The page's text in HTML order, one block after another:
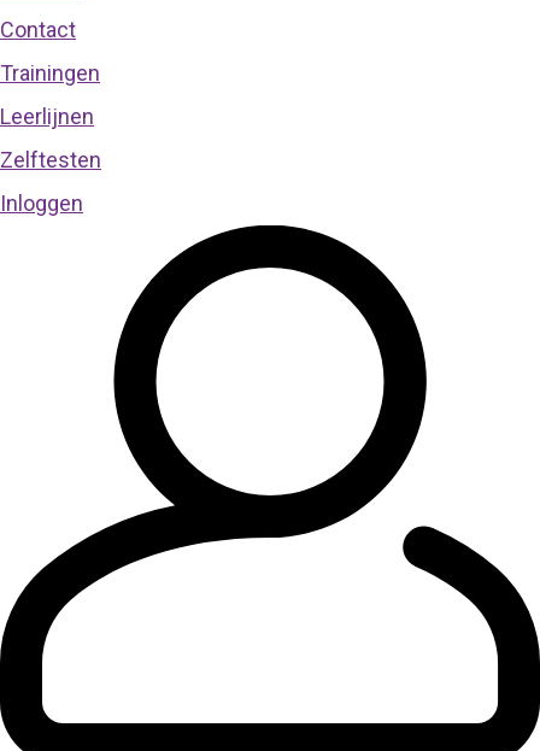
Contact
Trainingen
Leerlijnen
Zelftesten
Inloggen